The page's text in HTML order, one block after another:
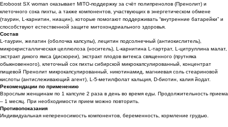
Eroboost SX woman оказывает MITO-поддержку за счёт полипренолов (Пренолит) и
клеточного сока пихты, а также компонентов, участвующих в энергетическом обмене
(таурин, L-карнитин, ниацин), которые помогают поддерживать “внутренние батарейки” и
способствуют естественной защите митохондриального здоровья.
Состав
L-таурин, желатин (оболочка капсулы), лецитин подсолнечный (антиокислитель),
микрокристаллическая целлюлоза (носитель), L-карнитина L-тартрат, L-цитруллина малат,
экстракт дикого ямса (дискореи), экстракт плодов витекса священного (прутняка
обыкновенного), клеточный сок пихты сибирской микрокапсулированный, концентрат
пищевой Пренолит микрокапсулированный, никотинамид, магниевая соль стеариновой
кислоты (антислеживающий агент), L-5-метилфолат кальция, D-биотин, калия йодат.
Рекомендации по применению
Взрослым женщинам по 1 капсуле 2 раза в день во время еды. Продолжительность приема
– 1 месяц. При необходимости прием можно повторить.
Противопоказания
Индивидуальная непереносимость компонентов, беременность, кормление грудью.